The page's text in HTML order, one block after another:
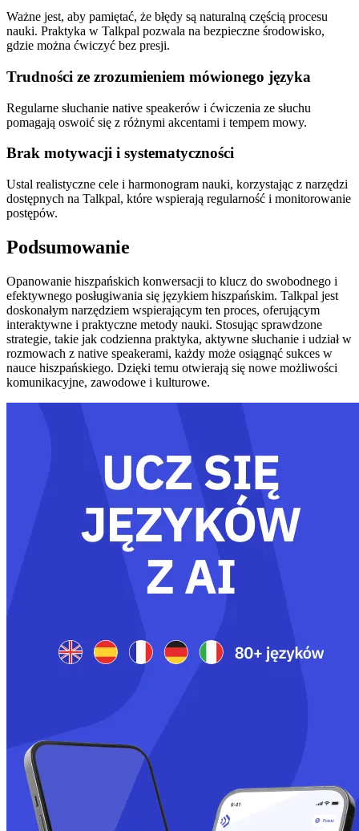
Ważne jest, aby pamiętać, że błędy są naturalną częścią procesu
nauki. Praktyka w Talkpal pozwala na bezpieczne środowisko,
gdzie można ćwiczyć bez presji.
Trudności ze zrozumieniem mówionego języka
Regularne słuchanie native speakerów i ćwiczenia ze słuchu
pomagają oswoić się z różnymi akcentami i tempem mowy.
Brak motywacji i systematyczności
Ustal realistyczne cele i harmonogram nauki, korzystając z narzędzi
dostępnych na Talkpal, które wspierają regularność i monitorowanie
postępów.
Podsumowanie
Opanowanie hiszpańskich konwersacji to klucz do swobodnego i
efektywnego posługiwania się językiem hiszpańskim. Talkpal jest
doskonałym narzędziem wspierającym ten proces, oferującym
interaktywne i praktyczne metody nauki. Stosując sprawdzone
strategie, takie jak codzienna praktyka, aktywne słuchanie i udział w
rozmowach z native speakerami, każdy może osiągnąć sukces w
nauce hiszpańskiego. Dzięki temu otwierają się nowe możliwości
komunikacyjne, zawodowe i kulturowe.